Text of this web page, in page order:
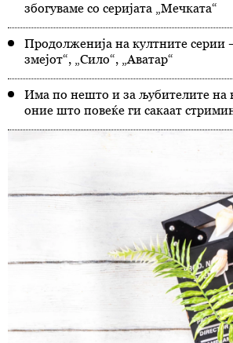
збогуваме со серијата „Мечката“
Продолженија на култните серии
змејот“, „Сило“, „Аватар“
Има по нешто и за љубителите на
оние што повеќе ги сакаат